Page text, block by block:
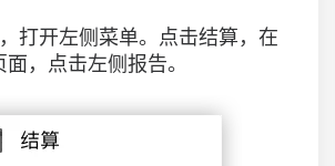
打开左侧菜单。点击结算，在
，点击左侧报告。